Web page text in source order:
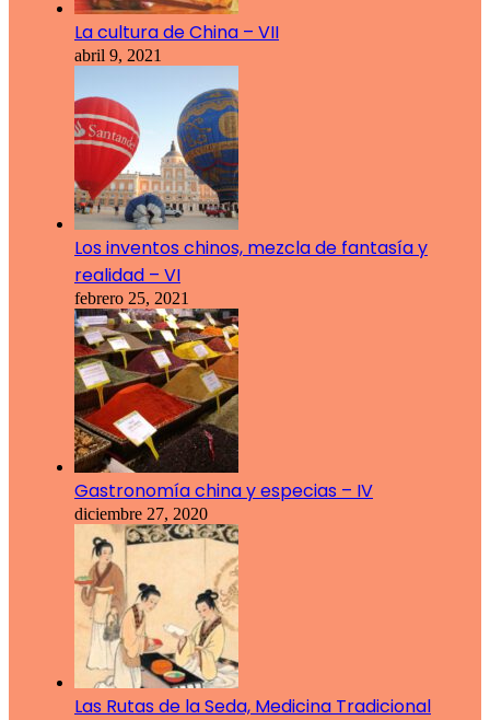
La cultura de China – VII
abril 9, 2021
Los inventos chinos, mezcla de fantasía y
realidad – VI
febrero 25, 2021
Gastronomía china y especias – IV
diciembre 27, 2020
Las Rutas de la Seda, Medicina Tradicional